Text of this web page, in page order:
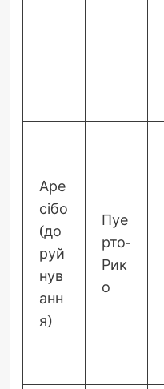
Аре
сібо
(до
руй
нув
анн
я)
Пуе
рто-
Рик
о